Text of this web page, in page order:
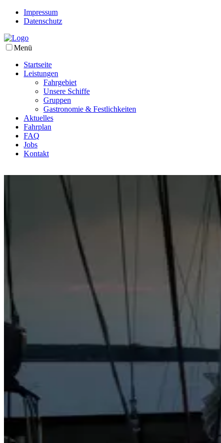
Impressum
Datenschutz
Menü
Startseite
Leistungen
Fahrgebiet
Unsere Schiffe
Gruppen
Gastronomie & Festlichkeiten
Aktuelles
Fahrplan
FAQ
Jobs
Kontakt